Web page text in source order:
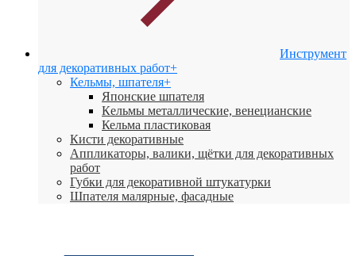
Инструмент
для декоративных работ+
Кельмы, шпателя+
Японские шпателя
Кeльмы металлические, венецианские
Кельма пластиковая
Кисти декоративные
Аппликаторы, валики, щётки для декоративных
работ
Губки для декоративной штукатурки
Шпателя малярные, фасадные